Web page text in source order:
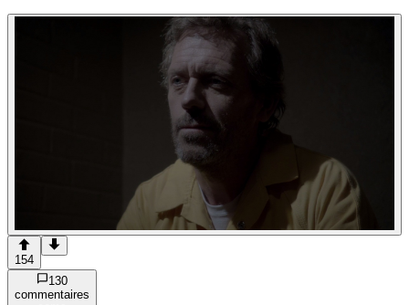
154
130
commentaires